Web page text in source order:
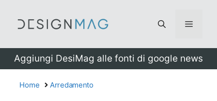
Menu
Aggiungi DesiMag alle fonti di google news
Home Arredamento